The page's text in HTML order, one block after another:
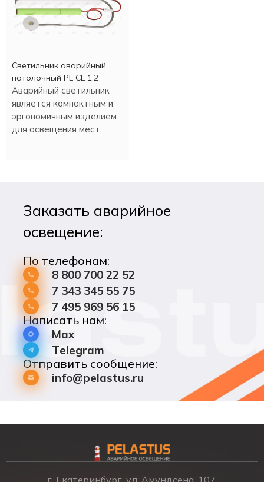
Светильник аварийный
потолочный PL CL 1.2
Аварийный светильник
является компактным и
эргономичным изделием
для освещения мест
Заказать аварийное
освещение:
По телефонам:
8 800 700 22 52
7 343 345 55 75
7 495 969 56 15
Написать нам:
Max
Telegram
Отправить сообщение:
info@pelastus.ru
г. Екатеринбург, ул. Амундсена, 107,